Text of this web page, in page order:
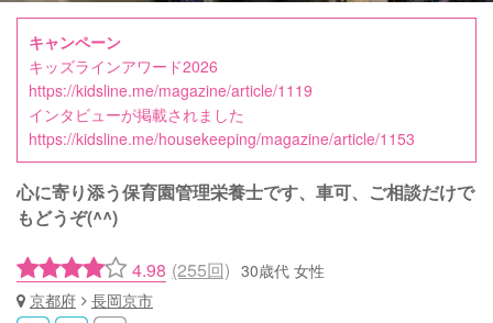
キャンペーン
キッズラインアワード2026
https://kidsline.me/magazine/article/1119
インタビューが掲載されました
https://kidsline.me/housekeeping/magazine/article/1153
心に寄り添う保育園管理栄養士です、車可、ご相談だけで
もどうぞ(^^)
4.98 (255回) 30歳代 女性
京都府
長岡京市